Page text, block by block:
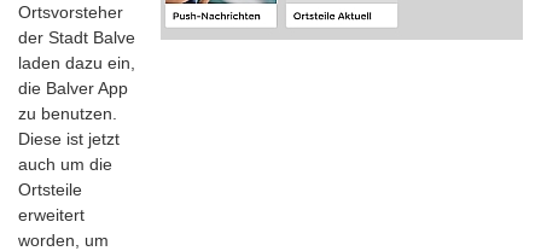
Ortsvorsteher
der Stadt Balve
laden dazu ein,
die Balver App
zu benutzen.
Diese ist jetzt
auch um die
Ortsteile
erweitert
worden, um